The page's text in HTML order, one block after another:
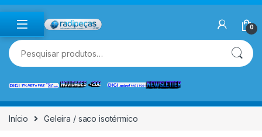
Skip to navigation
Skip to content
0
Pesquisar por:
Início Geleira / saco isotérmico